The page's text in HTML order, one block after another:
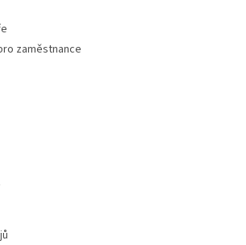
zaměstnance